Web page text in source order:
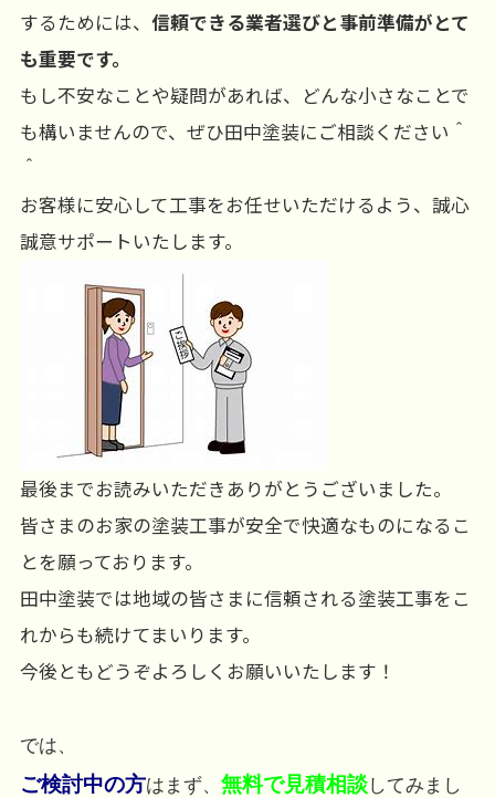
するためには、 信頼できる業者選びと事前準備がとて
も重要です。
もし不安なことや疑問があれば、どんな小さなことで
も構いませんので、ぜひ田中塗装にご相談ください＾
＾
お客様に安心して工事をお任せいただけるよう、誠心
誠意サポートいたします。
最後までお読みいただきありがとうございました。
皆さまのお家の塗装工事が安全で快適なものになるこ
とを願っております。
田中塗装では地域の皆さまに信頼される塗装工事をこ
れからも続けてまいります。
今後ともどうぞよろしくお願いいたします！
では、
ご検討中の方はまず、 無料で見積相談してみまし